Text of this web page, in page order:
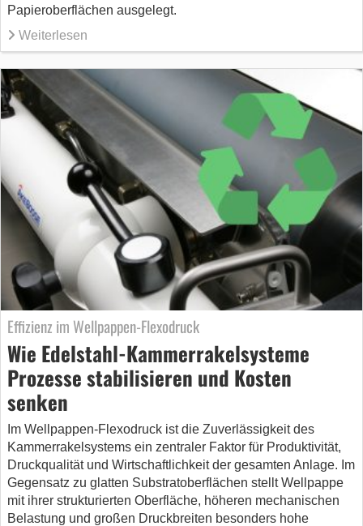
Papieroberflächen ausgelegt.
Weiterlesen
Effizienz im Wellpappen-Flexodruck
Wie Edelstahl-Kammerrakelsysteme
Prozesse stabilisieren und Kosten
senken
Im Wellpappen-Flexodruck ist die Zuverlässigkeit des
Kammerrakelsystems ein zentraler Faktor für Produktivität,
Druckqualität und Wirtschaftlichkeit der gesamten Anlage. Im
Gegensatz zu glatten Substratoberflächen stellt Wellpappe
mit ihrer strukturierten Oberfläche, höheren mechanischen
Belastung und großen Druckbreiten besonders hohe